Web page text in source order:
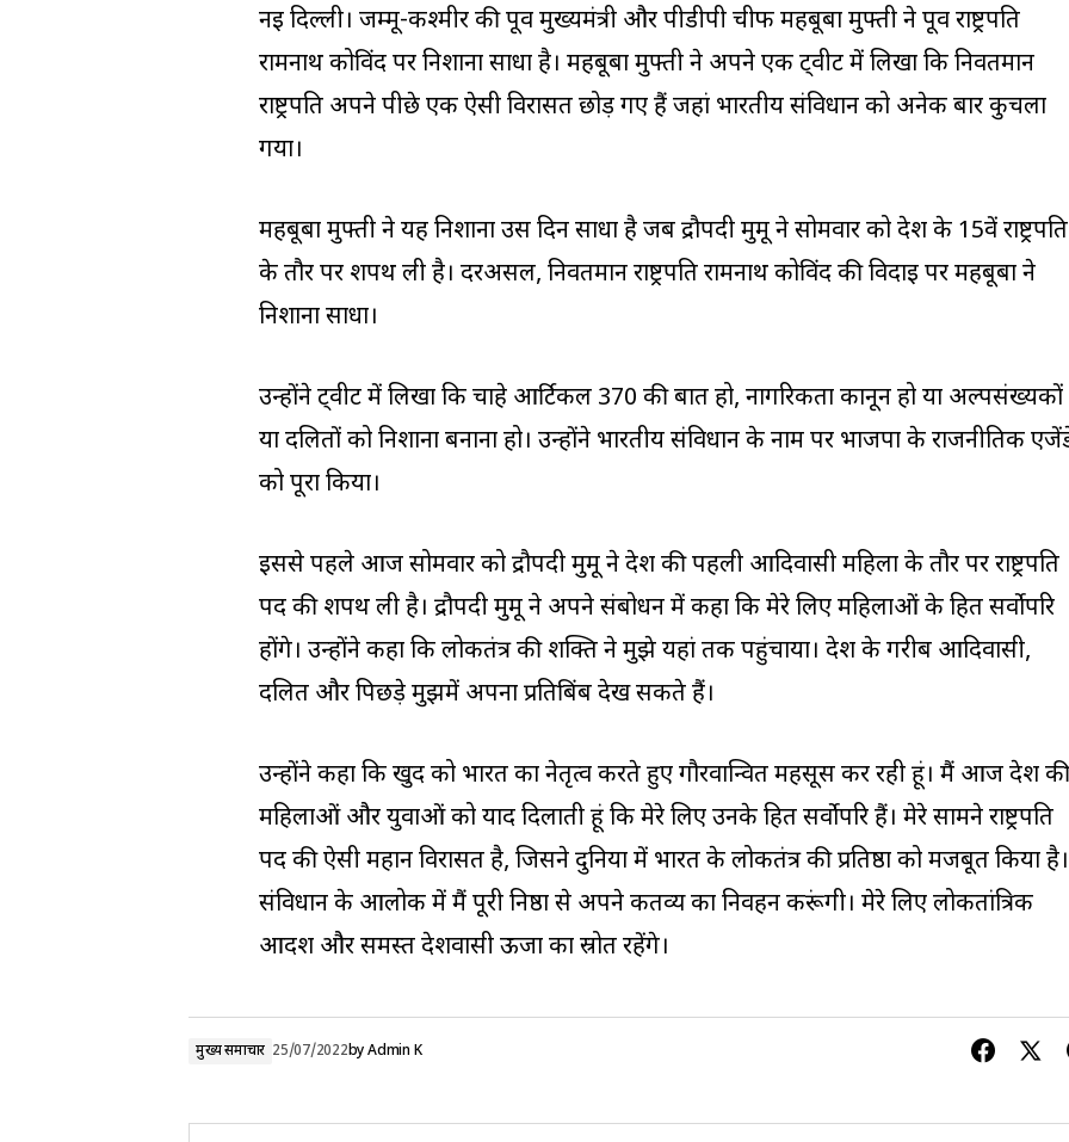
नई दिल्ली। जम्मू-कश्मीर की पूर्व मुख्यमंत्री और पीडीपी चीफ महबूबा मुफ्ती ने पूर्व राष्ट्रपति
रामनाथ कोविंद पर निशाना साधा है। महबूबा मुफ्ती ने अपने एक ट्वीट में लिखा कि निवर्तमान
राष्ट्रपति अपने पीछे एक ऐसी विरासत छोड़ गए हैं जहां भारतीय संविधान को अनेक बार कुचला
गया।
महबूबा मुफ्ती ने यह निशाना उस दिन साधा है जब द्रौपदी मुर्मू ने सोमवार को देश के 15वें राष्ट्रपति
के तौर पर शपथ ली है। दरअसल, निवर्तमान राष्ट्रपति रामनाथ कोविंद की विदाई पर महबूबा ने
निशाना साधा।
उन्होंने ट्वीट में लिखा कि चाहे आर्टिकल 370 की बात हो, नागरिकता कानून हो या अल्पसंख्यकों
या दलितों को निशाना बनाना हो। उन्होंने भारतीय संविधान के नाम पर भाजपा के राजनीतिक
को पूरा किया।
इससे पहले आज सोमवार को द्रौपदी मुर्मू ने देश की पहली आदिवासी महिला के तौर पर राष्ट्रपति
पद की शपथ ली है। द्रौपदी मुर्मू ने अपने संबोधन में कहा कि मेरे लिए महिलाओं के हित सर्वोपरि
होंगे। उन्होंने कहा कि लोकतंत्र की शक्ति ने मुझे यहां तक पहुंचाया। देश के गरीब आदिवासी,
दलित और पिछड़े मुझमें अपना प्रतिबिंब देख सकते हैं।
उन्होंने कहा कि खुद को भारत का नेतृत्व करते हुए गौरवान्वित महसूस कर रही हूं। मैं आज देश की
महिलाओं और युवाओं को याद दिलाती हूं कि मेरे लिए उनके हित सर्वोपरि हैं। मेरे सामने राष्ट्रपति
पद की ऐसी महान विरासत है, जिसने दुनिया में भारत के लोकतंत्र की प्रतिष्ठा को मजबूत किया है।
संविधान के आलोक में मैं पूरी निष्ठा से अपने कर्तव्य का निर्वहन करूंगी। मेरे लिए लोकतांत्रिक
आदर्श और समस्त देशवासी ऊर्जा का स्रोत रहेंगे।
मुख्य समाचार 25/07/2022byAdmin K